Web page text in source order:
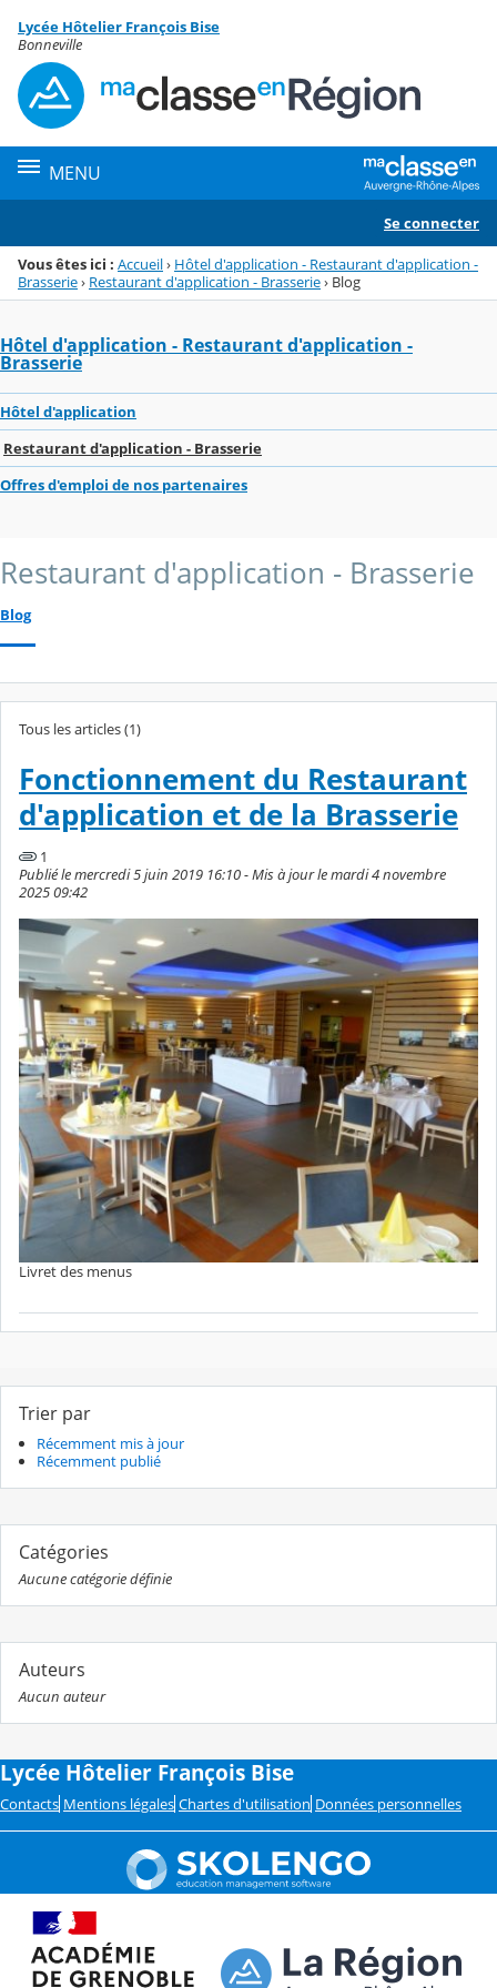
Menu de la rubrique
Contenu
Lycée Hôtelier François Bise
Bonneville
MENU
Se connecter
Vous êtes ici : Accueil› Hôtel d'application - Restaurant d'application -
Brasserie› Restaurant d'application - Brasserie› Blog
Hôtel d'application - Restaurant d'application -
Brasserie
Hôtel d'application
Restaurant d'application - Brasserie
Offres d'emploi de nos partenaires
Restaurant d'application - Brasserie
Blog
Tous les articles (1)
Fonctionnement du Restaurant
d'application et de la Brasserie
1
Publié le mercredi 5 juin 2019 16:10 - Mis à jour le mardi 4 novembre
2025 09:42
Livret des menus
Trier par
Récemment mis à jour
Récemment publié
Catégories
Aucune catégorie définie
Auteurs
Aucun auteur
Lycée Hôtelier François Bise
Contacts Mentions légales Chartes d'utilisation Données personnelles